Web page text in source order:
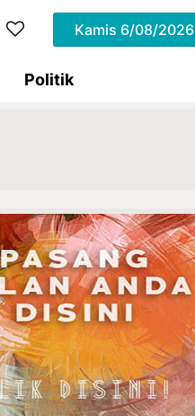
Kamis 6/08/2026
Politik